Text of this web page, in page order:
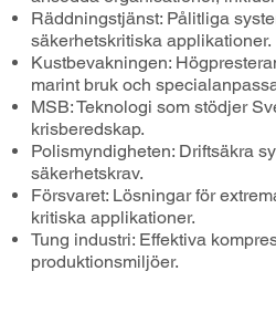
Räddningstjänst: Pålitliga
säkerhetskritiska applikationer.
Kustbevakningen:
marint bruk och
MSB: Teknologi som stödjer
krisberedskap.
Polismyndigheten: Driftsäkra
säkerhetskrav.
Försvaret: Lösningar för
kritiska applikationer.
Tung industri: Effektiva
produktionsmiljöer.